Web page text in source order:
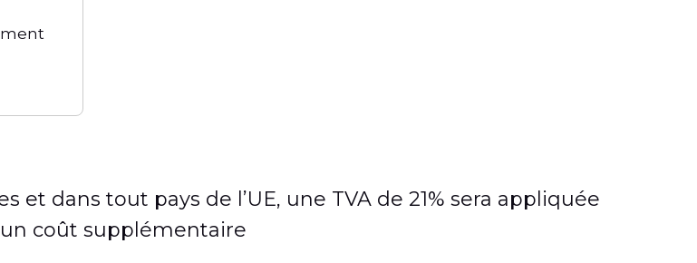
et dans tout pays de l’UE, une TVA de 21% sera appliquée
coût supplémentaire